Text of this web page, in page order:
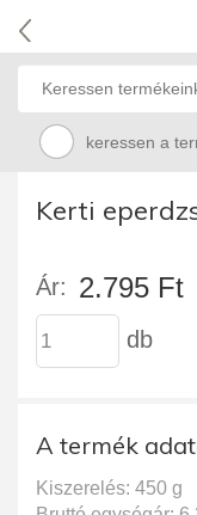
keressen a
Kerti
Ár: 2.795 Ft
db
A termék
Kiszerelés: 450 g